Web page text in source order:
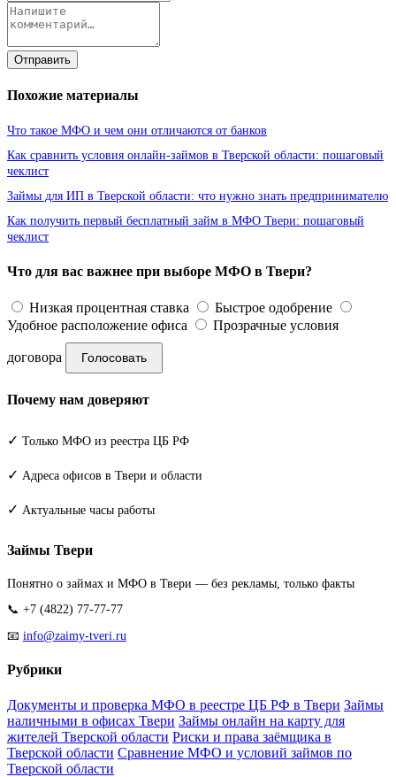
Отправить
Похожие материалы
Что такое МФО и чем они отличаются от банков
Как сравнить условия онлайн-займов в Тверской области: пошаговый
чеклист
Займы для ИП в Тверской области: что нужно знать предпринимателю
Как получить первый бесплатный займ в МФО Твери: пошаговый
чеклист
Что для вас важнее при выборе МФО в Твери?
Низкая процентная ставка
Быстрое одобрение
Удобное расположение офиса
Прозрачные условия
договора Голосовать
Почему нам доверяют
✓ Только МФО из реестра ЦБ РФ
✓ Адреса офисов в Твери и области
✓ Актуальные часы работы
Займы Твери
Понятно о займах и МФО в Твери — без рекламы, только факты
📞 +7 (4822) 77-77-77
📧 info@zaimy-tveri.ru
Рубрики
Документы и проверка МФО в реестре ЦБ РФ в Твери Займы
наличными в офисах Твери Займы онлайн на карту для
жителей Тверской области Риски и права заёмщика в
Тверской области Сравнение МФО и условий займов по
Тверской области